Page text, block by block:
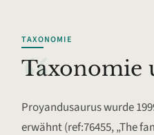
“
TAXONOMIE
Taxonomie
Proyandusaurus wurde
erwähnt (ref:76455, „The